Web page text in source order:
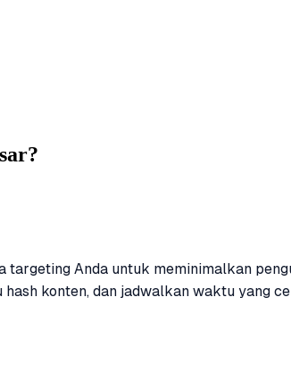
Anda untuk meminimalkan
konten, dan jadwalkan waktu yang